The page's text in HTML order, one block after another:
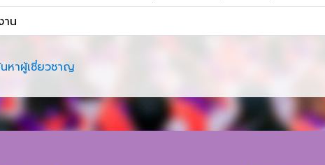
าน
หาผู้เชี่ยวชาญ